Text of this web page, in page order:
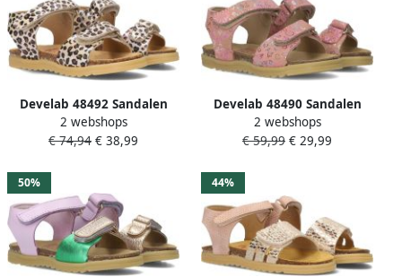
Develab 48492 Sandalen
Unisex Brons
2 webshops
€ 74,94 € 38,99
Develab 48490 Sandalen
Unisex Roze
2 webshops
€ 59,99 € 29,99
50% 44%